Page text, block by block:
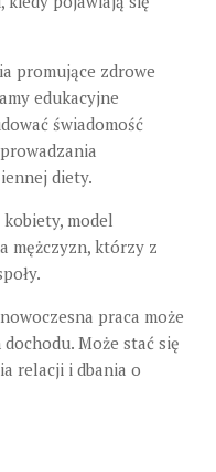
promujące zdrowe
edukacyjne
świadomość
diety.
model
mężczyzn, którzy z
praca może
Może stać się
relacji i dbania o